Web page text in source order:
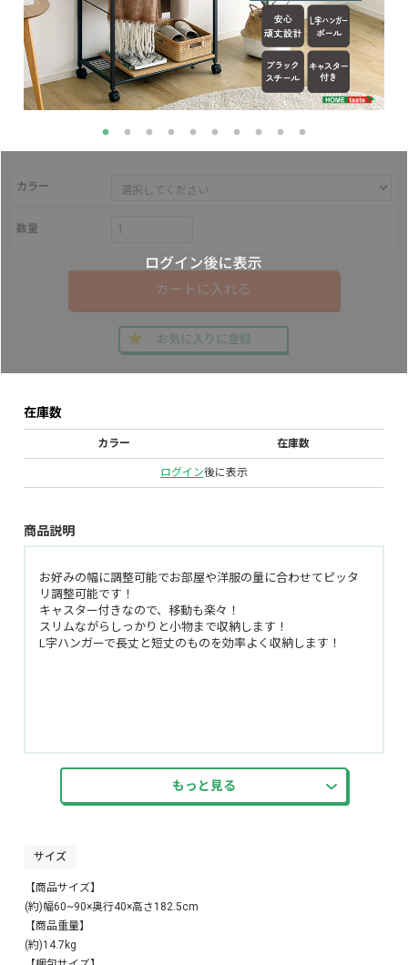
カラー
数量
カートに入れる
お気に入りに登録
在庫数
カラー 在庫数
ログイン後に表示
商品説明
お好みの幅に調整可能でお部屋や洋服の量に合わせてピッタ
リ調整可能です！
キャスター付きなので、移動も楽々！
スリムながらしっかりと小物まで収納します！
L字ハンガーで長丈と短丈のものを効率よく収納します！
もっと見る
サイズ
【商品サイズ】
(約)幅60~90×奥行40×高さ182.5cm
【商品重量】
(約)14.7kg